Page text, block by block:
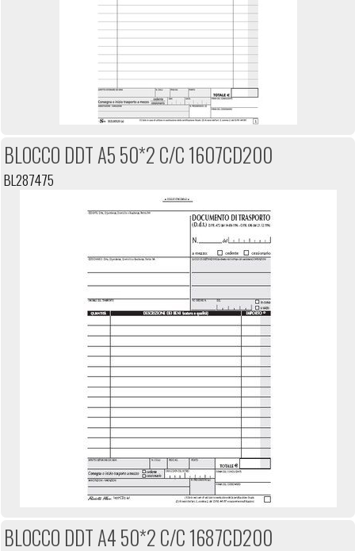
BLOCCO DDT A5 50*2 C/C 1607CD200
BL287475
BLOCCO DDT A4 50*2 C/C 1687CD200